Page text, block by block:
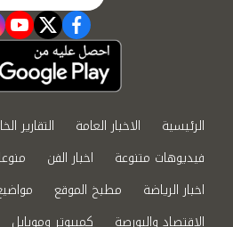
facebook
twitter
الرئيسية الاخبار العامة التقارير
فيديوهات متنوعة
اخبار الفن
اخبار الرياضة
مطبخ الموقع
الاقتصاد والبورصة
كمبيوتر وموبايل